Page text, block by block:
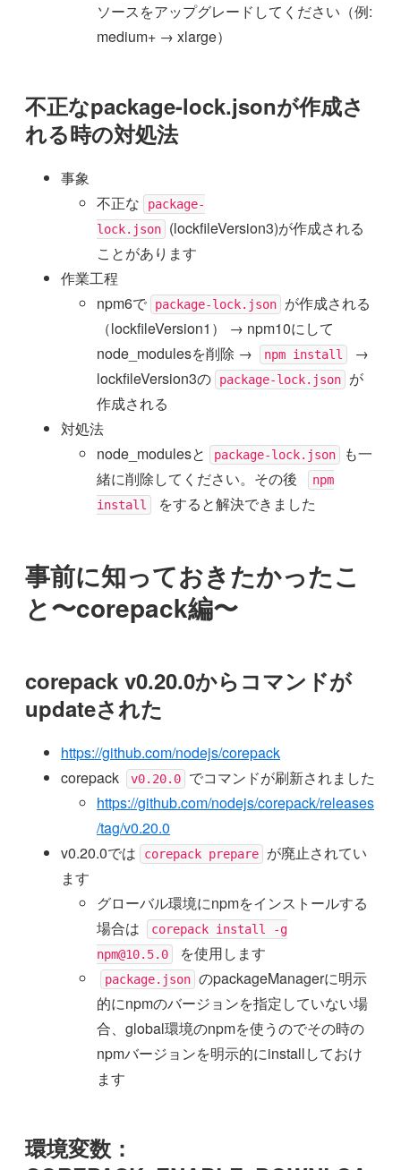
ソースをアップグレードしてください（例:
medium+ → xlarge）
不正なpackage-lock.jsonが作成さ
れる時の対処法
事象
不正な
package-
lock.json
(lockfileVersion3)が作成される
ことがあります
作業工程
npm6で
package-lock.json
が作成される
（lockfileVersion1） → npm10にして
node_modulesを削除 →
npm install
→
lockfileVersion3の
package-lock.json
が
作成される
対処法
node_modulesと
package-lock.json
も一
緒に削除してください。その後
npm
install
をすると解決できました
事前に知っておきたかったこ
と〜corepack編〜
corepack v0.20.0からコマンドが
updateされた
https://github.com/nodejs/corepack
corepack
v0.20.0
でコマンドが刷新されました
https://github.com/nodejs/corepack/releases
/tag/v0.20.0
v0.20.0では
corepack prepare
が廃止されてい
ます
グローバル環境にnpmをインストールする
場合は
corepack install -g
npm@10.5.0
を使用します
package.json のpackageManagerに明示
的にnpmのバージョンを指定していない場
合、global環境のnpmを使うのでその時の
npmバージョンを明示的にinstallしておけ
ます
環境変数：